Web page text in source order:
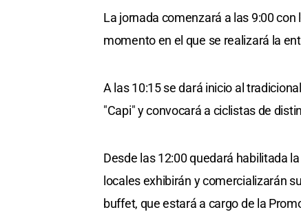
La jornada comenzará a las 9:00
momento en el que se realizará la
A las 10:15 se dará inicio al
"Capi" y convocará a ciclistas de
Desde las 12:00 quedará habilitada
locales exhibirán y comercializarán
buffet, que estará a cargo de la